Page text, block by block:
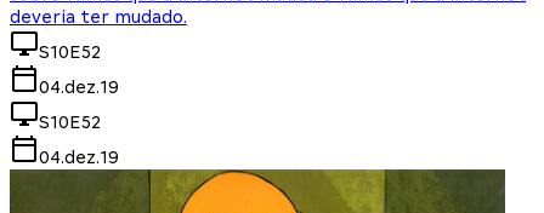
deveria ter mudado.
S10E52
04.dez.19
S10E52
04.dez.19